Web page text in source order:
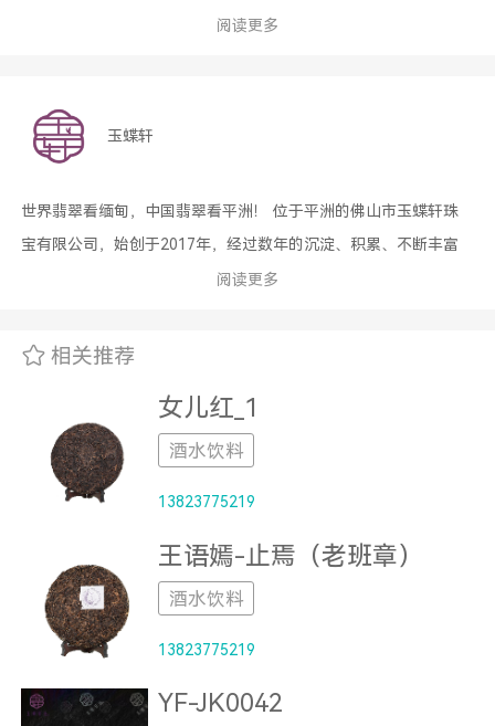
阅读更多
玉蝶轩
世界翡翠看缅甸，中国翡翠看平洲！ 位于平洲的佛山市玉蝶轩珠
宝有限公司，始创于2017年，经过数年的沉淀、积累、不断丰富
着自己的玉器造型和雕琢技术，更赋予了“玉蝶轩”深刻的文化内涵!
念！ 切、磨、琢、做挂件，做摆件，只有想不到，没有做不到!公
营销团队，售后服务团队...... 您所见到的每一件“玉蝶轩”“玥璞”产
品，都是倾注了公司全体员工的精心制作。
阅读更多
相关推荐
女儿红_1
酒水饮料
13823775219
王语嫣-止焉（老班章）
酒水饮料
13823775219
YF-JK0042